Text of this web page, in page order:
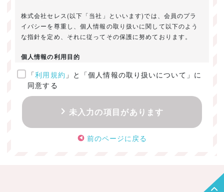
株式会社セレス(以下「当社」といいます)では、会員のプラ
イバシーを尊重し、個人情報の取り扱いに関して以下のよう
な指針を定め、それに従ってその保護に努めております。
個人情報の利用目的
ご提供いただきました個人情報は、以下のためにのみ利用い
たします。
・お問い合わせに対する回答及び資料送付のご連絡
・当社のお客様向けサービスの提供
・本人確認
・サービスの開発・改善のための分析
「利用規約 」と「個人情報の取り扱いについて」に
同意する
未入力の項目があります
前のページに戻る